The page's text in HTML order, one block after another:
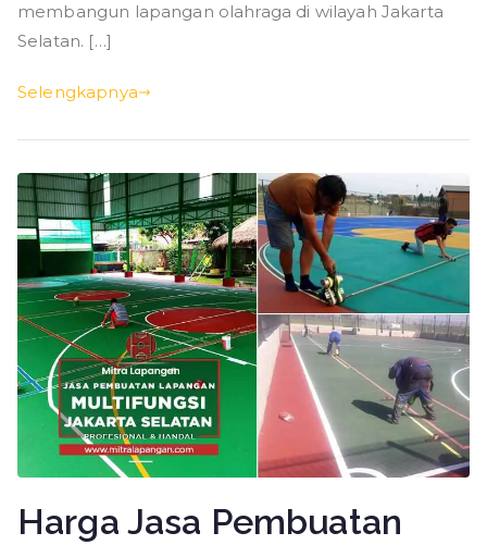
membangun lapangan olahraga di wilayah Jakarta
Selatan. […]
Selengkapnya
Harga Jasa Pembuatan